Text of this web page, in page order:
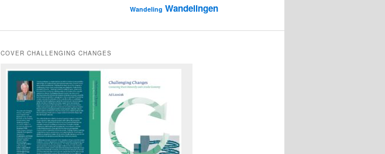
Wandeling Wandelingen
COVER CHALLENGING CHANGES